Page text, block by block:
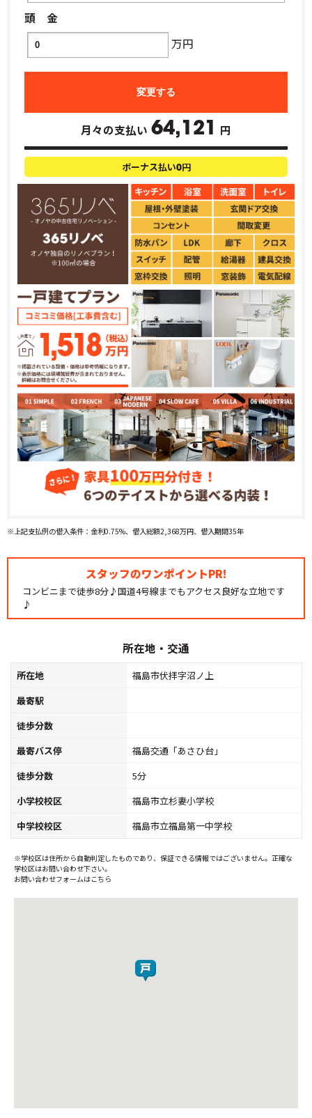
頭 金
万円
月々の支払い 64,121 円
ボーナス払い0円
※上記支払例の借入条件：金利0.75%、借入総額2,368万円、借入期間35年
スタッフのワンポイントPR!
コンビニまで徒歩8分♪国道4号線までもアクセス良好な立地です
♪
所在地・交通
所在地
福島市伏拝字沼ノ上
最寄駅
徒歩分数
最寄バス停
福島交通「あさひ台」
徒歩分数
5分
小学校校区
福島市立杉妻小学校
中学校校区
福島市立福島第一中学校
※学校区は住所から自動判定したものであり、保証できる情報ではございません。正確な
学校区はお問い合わせ下さい。
お問い合わせフォームはこちら